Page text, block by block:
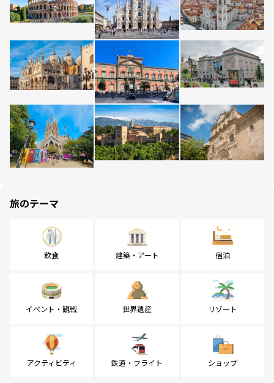
旅のテーマ
飲食 建築・アート 宿泊
イベント・観戦 世界遺産 リゾート
アクティビティ 鉄道・フライト ショップ